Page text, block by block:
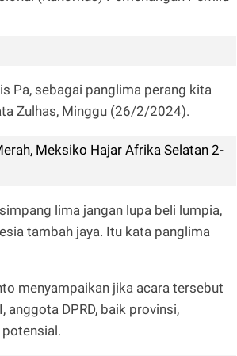
Pa, sebagai panglima perang kita
Zulhas, Minggu (26/2/2024).
Meksiko Hajar Afrika Selatan 2-
lima jangan lupa beli lumpia,
tambah jaya. Itu kata panglima
menyampaikan jika acara tersebut
anggota DPRD, baik provinsi,